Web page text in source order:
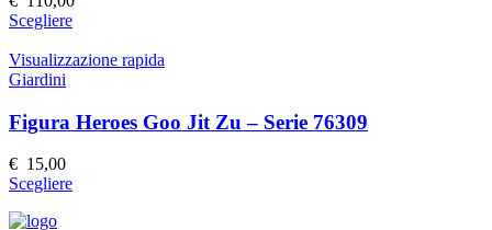
essere
scelte
nella
pagina
prodotto
ScegliereQuesto
ha
Le
opzioni
scelte
Visualizzazione rapida
Giardini
Figura Heroes Goo Jit Zu – Serie 76309
€ 15,00
ScegliereQuesto